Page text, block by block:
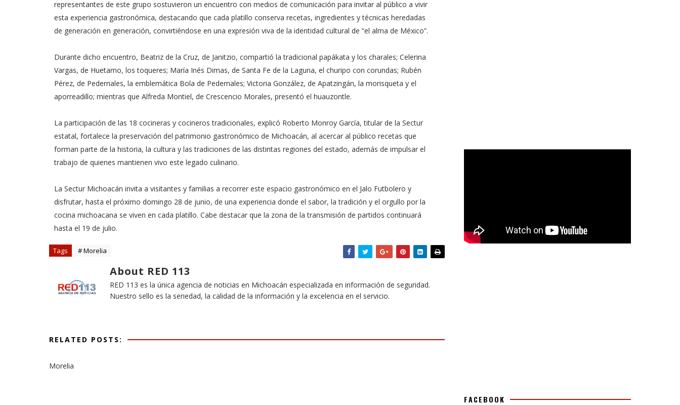
representantes de este grupo sostuvieron un encuentro con medios de comunicación para invitar al público a vivir
esta experiencia gastronómica, destacando que cada platillo conserva recetas, ingredientes y técnicas heredadas
de generación en generación, convirtiéndose en una expresión viva de la identidad cultural de “el alma de México”.
Durante dicho encuentro, Beatriz de la Cruz, de Janitzio, compartió la tradicional papákata y los charales; Celerina
Vargas, de Huetamo, los toqueres; María Inés Dimas, de Santa Fe de la Laguna, el churipo con corundas; Rubén
Pérez, de Pedernales, la emblemática Bola de Pedernales; Victoria González, de Apatzingán, la morisqueta y el
aporreadillo; mientras que Alfreda Montiel, de Crescencio Morales, presentó el huauzontle.
La participación de las 18 cocineras y cocineros tradicionales, explicó Roberto Monroy García, titular de la Sectur
estatal, fortalece la preservación del patrimonio gastronómico de Michoacán, al acercar al público recetas que
forman parte de la historia, la cultura y las tradiciones de las distintas regiones del estado, además de impulsar el
trabajo de quienes mantienen vivo este legado culinario.
La Sectur Michoacán invita a visitantes y familias a recorrer este espacio gastronómico en el Jalo Futbolero y
disfrutar, hasta el próximo domingo 28 de junio, de una experiencia donde el sabor, la tradición y el orgullo por la
cocina michoacana se viven en cada platillo. Cabe destacar que la zona de la transmisión de partidos continuará
hasta el 19 de julio.
Tags # Morelia
About RED 113
RED 113 es la única agencia de noticias en Michoacán especializada en información de seguridad.
Nuestro sello es la seriedad, la calidad de la información y la excelencia en el servicio.
RELATED POSTS:
Morelia
FACEBOOK